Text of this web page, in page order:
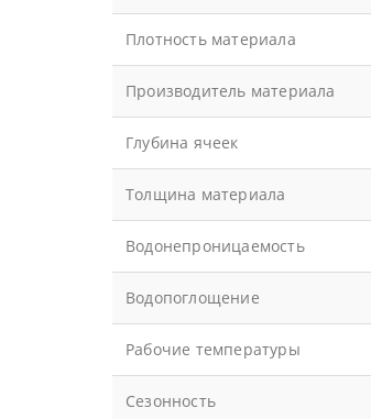
Плотность материала
Производитель материала
Глубина ячеек
Толщина материала
Водонепроницаемость
Водопоглощение
Рабочие температуры
Сезонность